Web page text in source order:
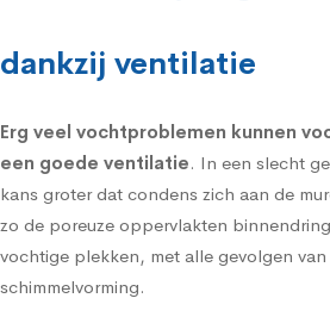
dankzij ventilatie
Erg veel vochtproblemen kunnen
een goede ventilatie. In een slecht
kans groter dat condens zich aan de
zo de poreuze oppervlakten
vochtige plekken, met alle gevolgen
schimmelvorming.